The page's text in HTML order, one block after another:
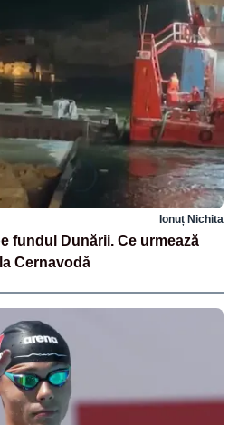
Ionuț Nichita
fundul Dunării. Ce urmează
Cernavodă